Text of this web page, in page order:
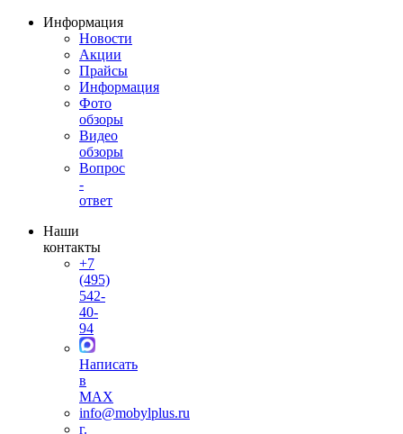
Информация
Новости
Акции
Прайсы
Информация
Фото
обзоры
Видео
обзоры
Вопрос
-
ответ
Наши
контакты
+7
(495)
542-
40-
94
Написать
в
MAX
info@mobylplus.ru
г.